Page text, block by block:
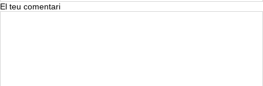
El teu comentari